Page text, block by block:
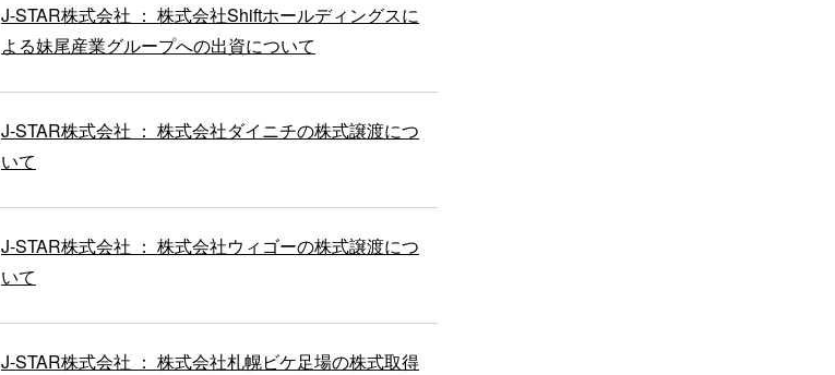
J-STAR株式会社 ： 株式会社Shiftホールディングスに
よる妹尾産業グループへの出資について
J-STAR株式会社 ： 株式会社ダイニチの株式譲渡につ
いて
J-STAR株式会社 ： 株式会社ウィゴーの株式譲渡につ
いて
J-STAR株式会社 ： 株式会社札幌ビケ足場の株式取得